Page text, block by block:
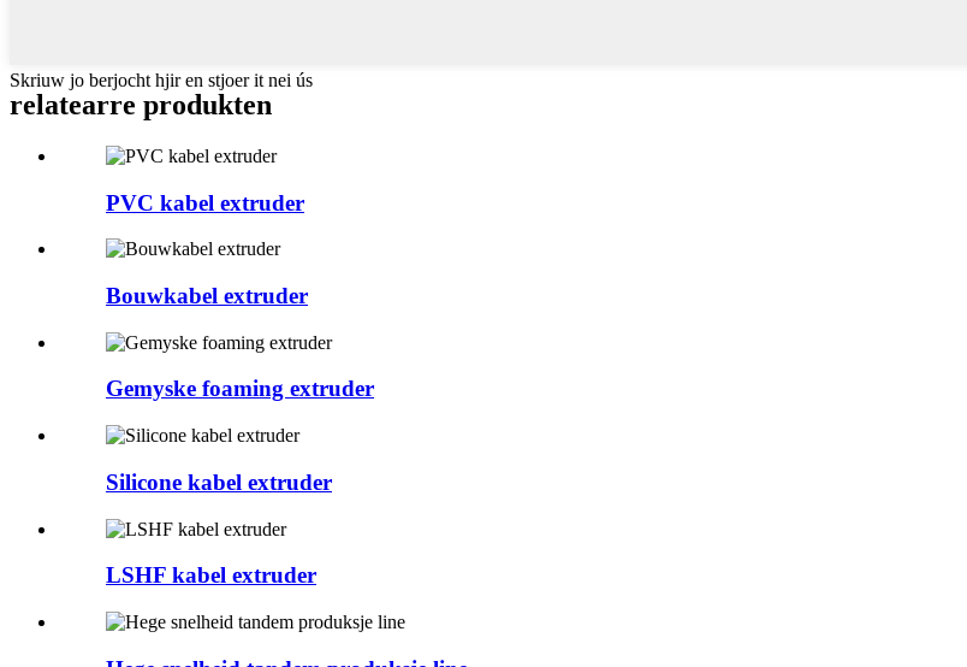
Skriuw jo berjocht hjir en stjoer it nei ús
relatearre produkten
PVC kabel extruder
Bouwkabel extruder
Gemyske foaming extruder
Silicone kabel extruder
LSHF kabel extruder